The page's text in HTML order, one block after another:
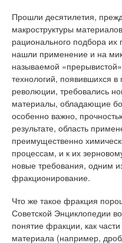
Прошли десятилетия,
макроструктуры
рационального подбора их
нашли применение и на
называемой
технологий, появившихся в
революции, требовались
материалы, обладающие
особенно важно,
результате, область
преимущественно
процессам, и к их
новые требования, одним
фракционирование.
Что же такое фракция
Советской Энциклопедии
понятие фракции, как
материала (например,